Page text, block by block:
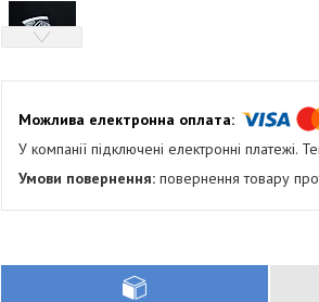
У компанії підключені електронні
повернення товару